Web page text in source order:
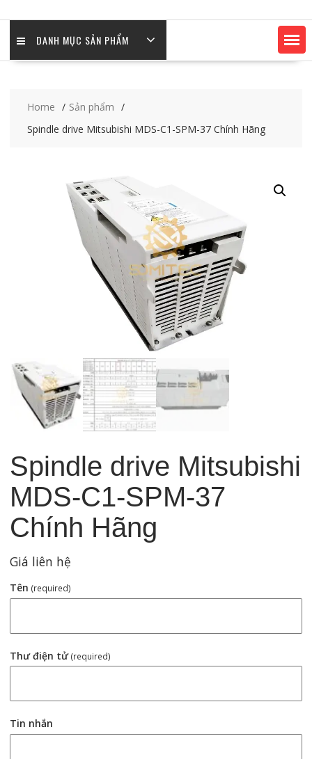
DANH MỤC SẢN PHẨM
Home
Sản phẩm
Spindle drive Mitsubishi MDS-C1-SPM-37 Chính Hãng
Spindle drive Mitsubishi
MDS-C1-SPM-37
Chính Hãng
Giá liên hệ
Tên (required)
Thư điện tử (required)
Tin nhắn